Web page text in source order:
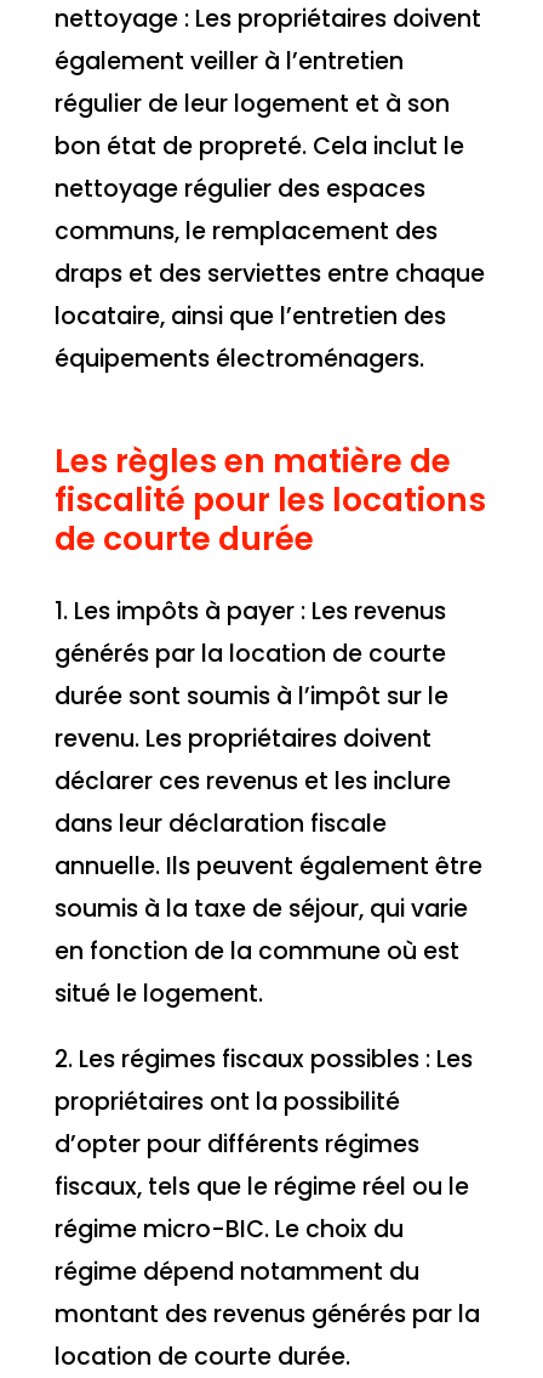
nettoyage : Les propriétaires doivent
également veiller à l’entretien
régulier de leur logement et à son
bon état de propreté. Cela inclut le
nettoyage régulier des espaces
communs, le remplacement des
draps et des serviettes entre chaque
locataire, ainsi que l’entretien des
équipements électroménagers.
Les règles en matière de
fiscalité pour les locations
de courte durée
1. Les impôts à payer : Les revenus
générés par la location de courte
durée sont soumis à l’impôt sur le
revenu. Les propriétaires doivent
déclarer ces revenus et les inclure
dans leur déclaration fiscale
annuelle. Ils peuvent également être
soumis à la taxe de séjour, qui varie
en fonction de la commune où est
situé le logement.
2. Les régimes fiscaux possibles : Les
propriétaires ont la possibilité
d’opter pour différents régimes
fiscaux, tels que le régime réel ou le
régime micro-BIC. Le choix du
régime dépend notamment du
montant des revenus générés par la
location de courte durée.